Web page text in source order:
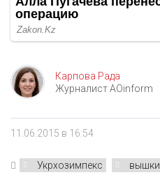
Карпова Рада
Журналист AOinform
11.06.2015 в 16:54
Укрхозимпекс вышки